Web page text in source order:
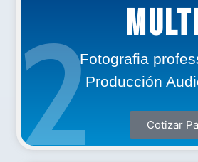
Fotografia
Producción
Cotizar
2